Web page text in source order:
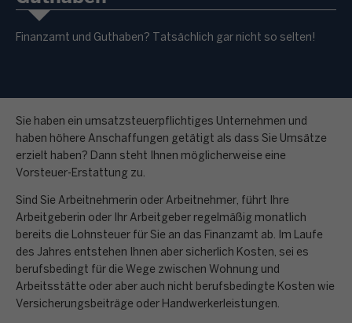
Finanzamt und Guthaben? Tatsächlich gar nicht so selten!
Sie haben ein umsatzsteuerpflichtiges Unternehmen und
haben höhere Anschaffungen getätigt als dass Sie Umsätze
erzielt haben? Dann steht Ihnen möglicherweise eine
Vorsteuer-Erstattung zu.
Sind Sie Arbeitnehmerin oder Arbeitnehmer, führt Ihre
Arbeitgeberin oder Ihr Arbeitgeber regelmäßig monatlich
bereits die Lohnsteuer für Sie an das Finanzamt ab. Im Laufe
des Jahres entstehen Ihnen aber sicherlich Kosten, sei es
berufsbedingt für die Wege zwischen Wohnung und
Arbeitsstätte oder aber auch nicht berufsbedingte Kosten wie
Versicherungsbeiträge oder Handwerkerleistungen.